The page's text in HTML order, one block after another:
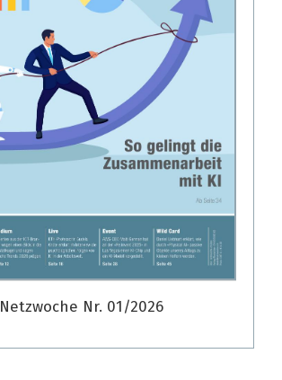
Netzwoche Nr. 01/2026